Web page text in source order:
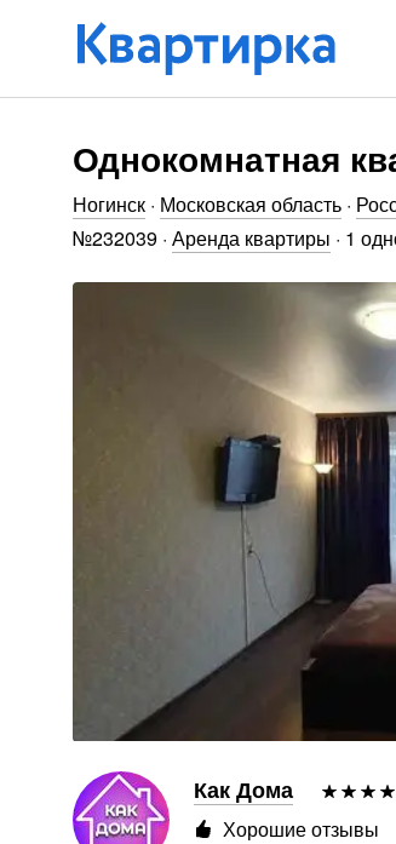
Однокомнатная
Ногинск · Московская область ·
№232039 · Аренда квартиры · 1
Как Дома
Хорошие отзывы